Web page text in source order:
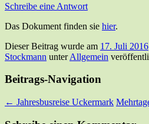
Schreibe eine Antwort
Das Dokument finden sie hier.
Dieser Beitrag wurde am 17. Juli 2016
Stockmann unterAllgemein
Beitrags-Navigation
← Jahresbusreise Uckermark